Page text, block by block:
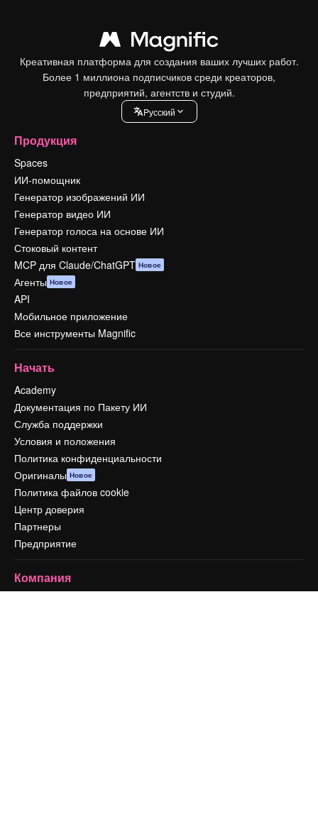
Креативная платформа для создания ваших лучших работ.
Более 1 миллиона подписчиков среди креаторов,
предприятий, агентств и студий.
Pусский
Продукция
Spaces
ИИ-помощник
Генератор изображений ИИ
Генератор видео ИИ
Генератор голоса на основе ИИ
Стоковый контент
MCP для Claude/ChatGPT Новое
Агенты Новое
API
Мобильное приложение
Все инструменты Magnific
Начать
Academy
Документация по Пакету ИИ
Служба поддержки
Условия и положения
Политика конфиденциальности
Оригиналы Новое
Политика файлов cookie
Центр доверия
Партнеры
Предприятие
Компания